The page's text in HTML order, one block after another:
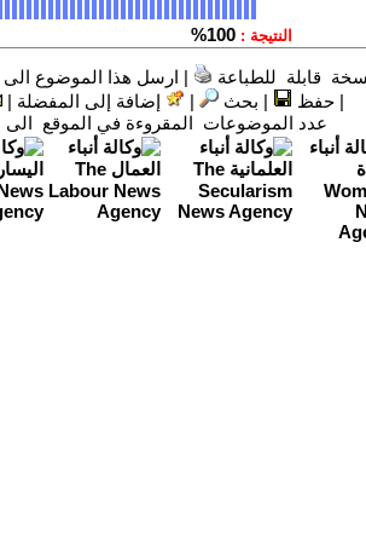
قابلة للطباعة | ارسل هذا الموضوع
|حفظ | بحث | إضافة إلى المفضلة |
عدد الموضوعات المقروءة في الموقع الى